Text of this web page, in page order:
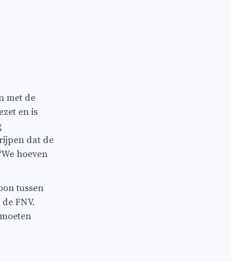
met de
en is
dat de
hoeven
tussen
FNV.